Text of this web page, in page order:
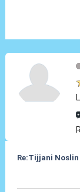
Re:Tijjani